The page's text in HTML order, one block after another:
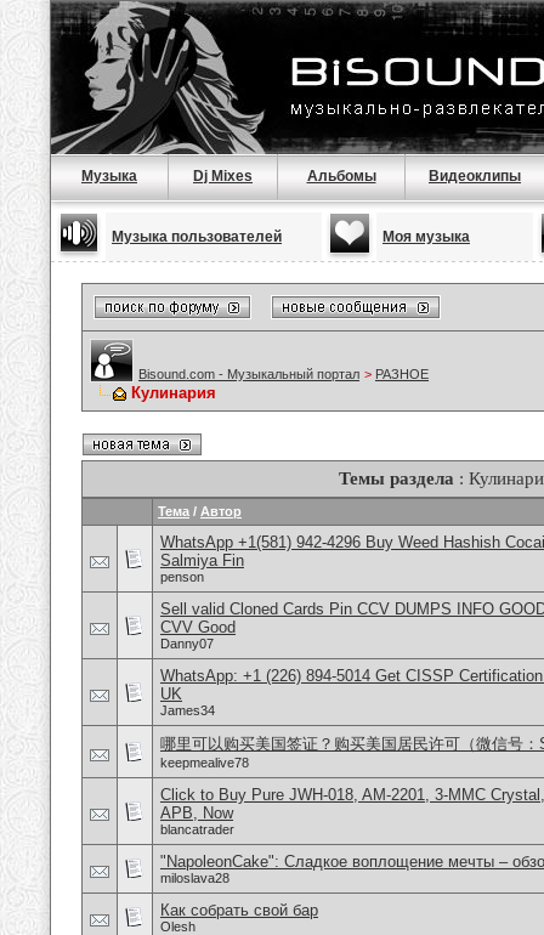
Музыка Dj Mixes Альбомы Видеоклипы
Музыка пользователей Моя музыка
Bisound.com - Музыкальный портал > РАЗНОЕ
Кулинария
Темы раздела :
Тема / Автор
WhatsApp +1(581) 942-4296 Buy Weed Hashish
Salmiya Fin
penson
Sell valid Cloned Cards Pin CCV DUMPS INFO
CVV Good
Danny07
WhatsApp: +1 (226) 894-5014​ Get CISSP
UK
James34
哪里可以购买美国签证？购买美国居民许可（微信号：
keepmealive78
Click to Buy Pure JWH-018, AM-2201, 3-MMC
APB, Now
blancatrader
"NapoleonCake": Сладкое воплощение мечты –
miloslava28
Как собрать свой бар
Olesh